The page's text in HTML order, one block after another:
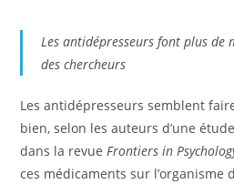
Les antidépresseurs font plus de
des chercheurs
Les antidépresseurs semblent
bien, selon les auteurs d’une
dans la revueFrontiers in
ces médicaments sur l’organisme